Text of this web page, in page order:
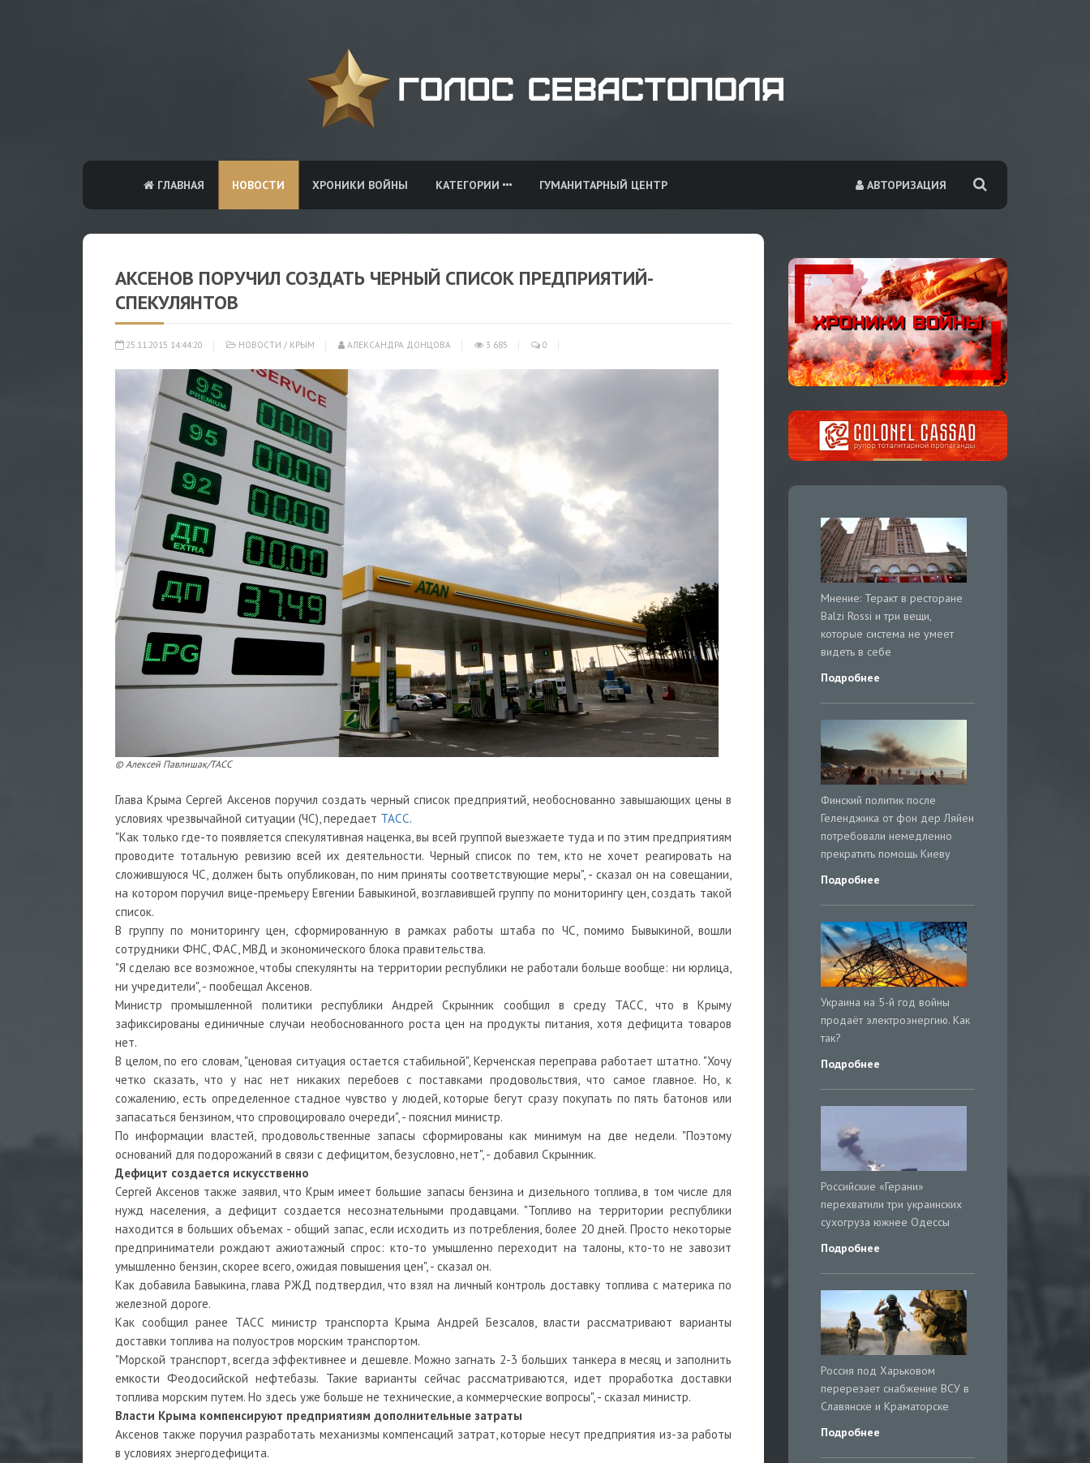
АВТОРИЗАЦИЯ
ГЛАВНАЯ НОВОСТИ ХРОНИКИ ВОЙНЫ КАТЕГОРИИ ГУМАНИТАРНЫЙ ЦЕНТР
АКСЕНОВ ПОРУЧИЛ СОЗДАТЬ ЧЕРНЫЙ СПИСОК ПРЕДПРИЯТИЙ-
СПЕКУЛЯНТОВ
25.11.2015 14:44:20 НОВОСТИ / КРЫМ АЛЕКСАНДРА ДОНЦОВА 3 685 0
© Алексей Павлишак/ТАСС
Глава Крыма Сергей Аксенов поручил создать черный список предприятий, необоснованно завышающих цены в
условиях чрезвычайной ситуации (ЧС), передает ТАСС.
"Как только где-то появляется спекулятивная наценка, вы всей группой выезжаете туда и по этим предприятиям
проводите тотальную ревизию всей их деятельности. Черный список по тем, кто не хочет реагировать на
сложившуюся ЧС, должен быть опубликован, по ним приняты соответствующие меры", - сказал он на совещании,
на котором поручил вице-премьеру Евгении Бавыкиной, возглавившей группу по мониторингу цен, создать такой
список.
В группу по мониторингу цен, сформированную в рамках работы штаба по ЧС, помимо Бывыкиной, вошли
сотрудники ФНС, ФАС, МВД и экономического блока правительства.
"Я сделаю все возможное, чтобы спекулянты на территории республики не работали больше вообще: ни юрлица,
ни учредители", - пообещал Аксенов.
Министр промышленной политики республики Андрей Скрынник сообщил в среду ТАСС, что в Крыму
зафиксированы единичные случаи необоснованного роста цен на продукты питания, хотя дефицита товаров
нет.
В целом, по его словам, "ценовая ситуация остается стабильной", Керченская переправа работает штатно. "Хочу
четко сказать, что у нас нет никаких перебоев с поставками продовольствия, что самое главное. Но, к
сожалению, есть определенное стадное чувство у людей, которые бегут сразу покупать по пять батонов или
запасаться бензином, что спровоцировало очереди", - пояснил министр.
По информации властей, продовольственные запасы сформированы как минимум на две недели. "Поэтому
оснований для подорожаний в связи с дефицитом, безусловно, нет", - добавил Скрынник.
Дефицит создается искусственно
Сергей Аксенов также заявил, что Крым имеет большие запасы бензина и дизельного топлива, в том числе для
нужд населения, а дефицит создается несознательными продавцами. "Топливо на территории республики
находится в больших объемах - общий запас, если исходить из потребления, более 20 дней. Просто некоторые
предприниматели рождают ажиотажный спрос: кто-то умышленно переходит на талоны, кто-то не завозит
умышленно бензин, скорее всего, ожидая повышения цен", - сказал он.
Как добавила Бавыкина, глава РЖД подтвердил, что взял на личный контроль доставку топлива с материка по
железной дороге.
Как сообщил ранее ТАСС министр транспорта Крыма Андрей Безсалов, власти рассматривают варианты
доставки топлива на полуостров морским транспортом.
"Морской транспорт, всегда эффективнее и дешевле. Можно загнать 2-3 больших танкера в месяц и заполнить
емкости Феодосийской нефтебазы. Такие варианты сейчас рассматриваются, идет проработка доставки
топлива морским путем. Но здесь уже больше не технические, а коммерческие вопросы", - сказал министр.
Власти Крыма компенсируют предприятиям дополнительные затраты
Аксенов также поручил разработать механизмы компенсаций затрат, которые несут предприятия из-за работы
в условиях энергодефицита.
Мнение: Теракт в ресторане
Balzi Rossi и три вещи,
которые система не умеет
видеть в себе
Подробнее
Финский политик после
Геленджика от фон дер Ляйен
потребовали немедленно
прекратить помощь Киеву
Подробнее
Украина на 5-й год войны
продаёт электроэнергию. Как
так?
Подробнее
Российские «Герани»
перехватили три украинских
сухогруза южнее Одессы
Подробнее
Россия под Харьковом
перерезает снабжение ВСУ в
Славянске и Краматорске
Подробнее